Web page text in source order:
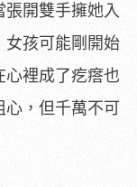
張開雙手擁她入
女孩可能剛開始
心裡成了疙瘩也
，但千萬不可